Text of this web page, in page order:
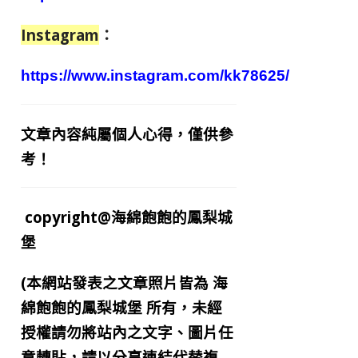
Instagram ：
https://www.instagram.com/kk78625/
文章內容純屬個人心得，僅供參
考！
copyright@海綿飽飽的鳳梨城
堡
(本網站發表之文章照片皆為 海
綿飽飽的鳳梨城堡 所有，未經
授權請勿將站內之文字、圖片任